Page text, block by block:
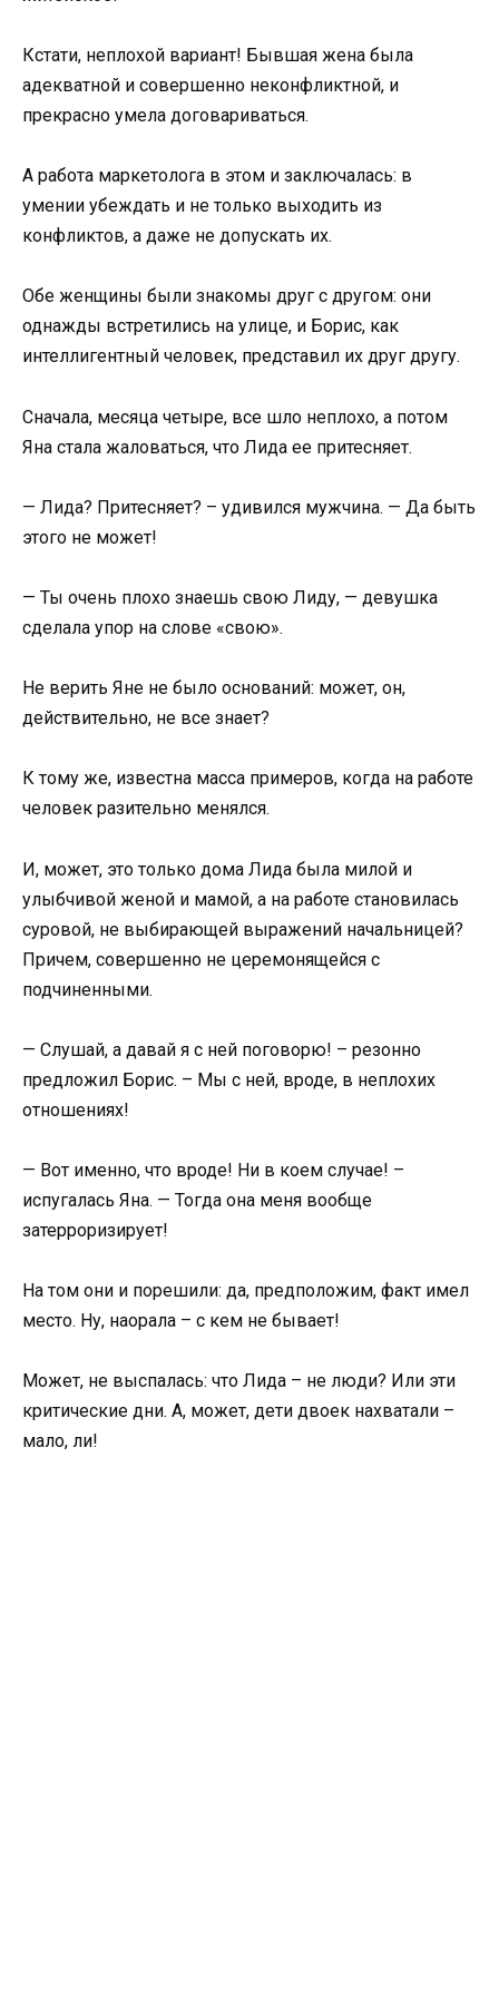
Кстати, неплохой вариант! Бывшая жена была
адекватной и совершенно неконфликтной, и
прекрасно умела договариваться.
А работа маркетолога в этом и заключалась: в
умении убеждать и не только выходить из
конфликтов, а даже не допускать их.
Обе женщины были знакомы друг с другом: они
однажды встретились на улице, и Борис, как
интеллигентный человек, представил их друг другу.
Сначала, месяца четыре, все шло неплохо, а потом
Яна стала жаловаться, что Лида ее притесняет.
— Лида? Притесняет? – удивился мужчина. — Да быть
этого не может!
— Ты очень плохо знаешь свою Лиду, — девушка
сделала упор на слове «свою».
Не верить Яне не было оснований: может, он,
действительно, не все знает?
К тому же, известна масса примеров, когда на работе
человек разительно менялся.
И, может, это только дома Лида была милой и
улыбчивой женой и мамой, а на работе становилась
суровой, не выбирающей выражений начальницей?
Причем, совершенно не церемонящейся с
подчиненными.
— Слушай, а давай я с ней поговорю! – резонно
предложил Борис. – Мы с ней, вроде, в неплохих
отношениях!
— Вот именно, что вроде! Ни в коем случае! –
испугалась Яна. — Тогда она меня вообще
затерроризирует!
На том они и порешили: да, предположим, факт имел
место. Ну, наорала – с кем не бывает!
Может, не выспалась: что Лида – не люди? Или эти
критические дни. А, может, дети двоек нахватали –
мало, ли!